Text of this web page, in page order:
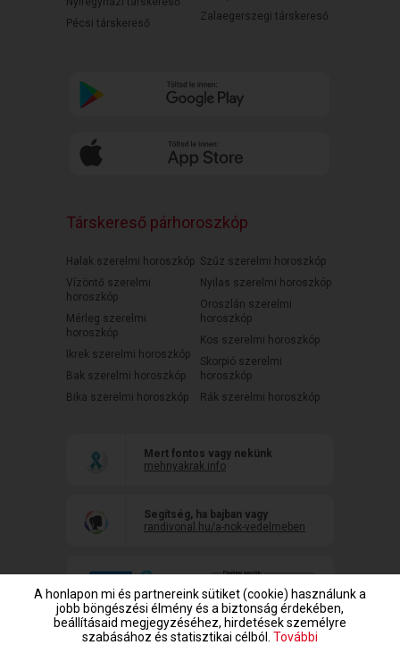
Pécsi társkereső
Zalaegerszegi társkereső
Társkereső párhoroszkóp
Halak szerelmi horoszkóp
Vízöntő szerelmi
horoszkóp
Mérleg szerelmi
horoszkóp
Ikrek szerelmi horoszkóp
Bak szerelmi horoszkóp
Bika szerelmi horoszkóp
Szűz szerelmi horoszkóp
Nyilas szerelmi horoszkóp
Oroszlán szerelmi
horoszkóp
Kos szerelmi horoszkóp
Skorpió szerelmi
horoszkóp
Rák szerelmi horoszkóp
Mert fontos vagy nekünk
mehnyakrak.info
Segítség, ha bajban vagy
randivonal.hu/a-nok-vedelmeben
A honlapon mi és partnereink sütiket (cookie) használunk a
jobb böngészési élmény és a biztonság érdekében,
beállításaid megjegyzéséhez, hirdetések személyre
szabásához és statisztikai célból. További